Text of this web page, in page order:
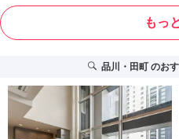
もっ
品川・田町のお